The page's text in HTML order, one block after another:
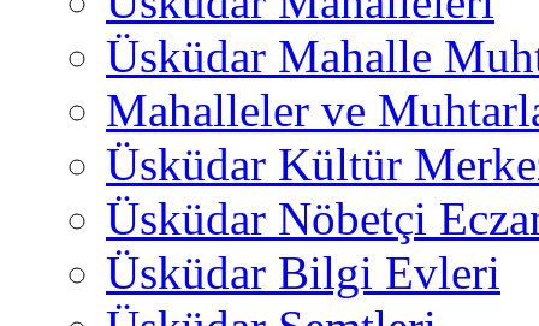
Üsküdar Mahalle
Mahalleler ve
Üsküdar Kültür
Üsküdar Nöbetçi
Üsküdar Bilgi Evleri